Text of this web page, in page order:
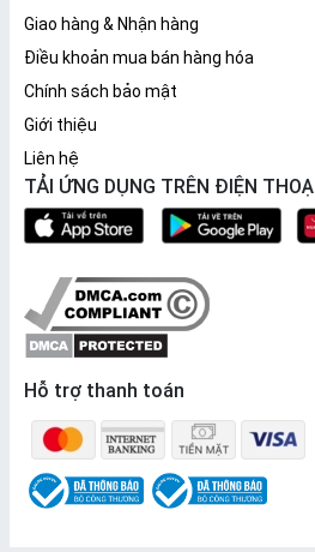
Giao hàng & Nhận hàng
Điều khoản mua bán hàng hóa
Chính sách bảo mật
Giới thiệu
Liên hệ
TẢI ỨNG DỤNG TRÊN ĐIỆN THOẠI
Hỗ trợ thanh toán